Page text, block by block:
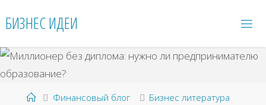
БИЗНЕС ИДЕИ
ГлавнаяФинансовый блог
Бизнес литература